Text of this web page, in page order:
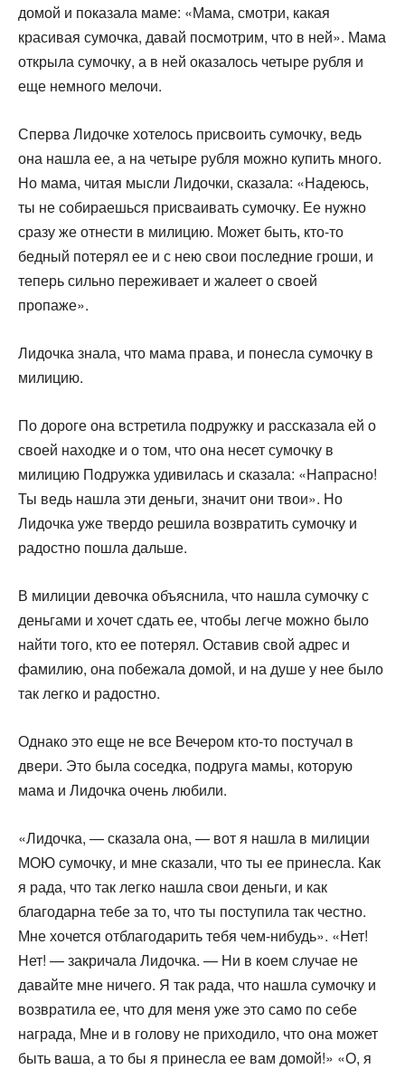
домой и пока­зала маме: «Мама, смотри, какая
красивая сумочка, давай посмотрим, что в ней». Мама
открыла сумочку, а в ней ока­залось четыре рубля и
еще немного мелочи.
Сперва Лидочке хотелось присвоить сумочку, ведь
она нашла ее, а на четыре рубля можно купить много.
Но мама, читая мысли Лидочки, сказала: «Надеюсь,
ты не собираешь­ся присваивать сумочку. Ее нужно
сразу же отнести в мили­цию. Может быть, кто-то
бедный потерял ее и с нею свои последние гроши, и
теперь сильно переживает и жалеет о своей
пропаже».
Лидочка знала, что мама права, и понесла сумочку в
ми­лицию.
По дороге она встретила подружку и рассказала ей о
своей находке и о том, что она несет сумочку в
милицию Подружка удивилась и сказала: «Напрасно!
Ты ведь нашла эти деньги, значит они твои». Но
Лидочка уже твердо решила возвратить сумочку и
радостно пошла дальше.
В милиции девочка объяснила, что нашла сумочку с
день­гами и хочет сдать ее, чтобы легче можно было
найти того, кто ее потерял. Оставив свой адрес и
фамилию, она побе­жала домой, и на душе у нее было
так легко и радостно.
Однако это еще не все Вечером кто-то постучал в
двери. Это была соседка, подруга мамы, которую
мама и Лидочка очень любили.
«Лидочка, — сказала она, — вот я нашла в милиции
МОЮ сумочку, и мне сказали, что ты ее принесла. Как
я рада, что так легко нашла свои деньги, и как
благодарна тебе за то, что ты поступила так честно.
Мне хочется отблагодарить тебя чем-нибудь». «Нет!
Нет! — закричала Лидочка. — Ни в коем случае не
давайте мне ничего. Я так рада, что нашла сумочку и
возвратила ее, что для меня уже это само по себе
награда, Мне и в голову не приходило, что она может
быть ваша, а то бы я принесла ее вам домой!» «О, я